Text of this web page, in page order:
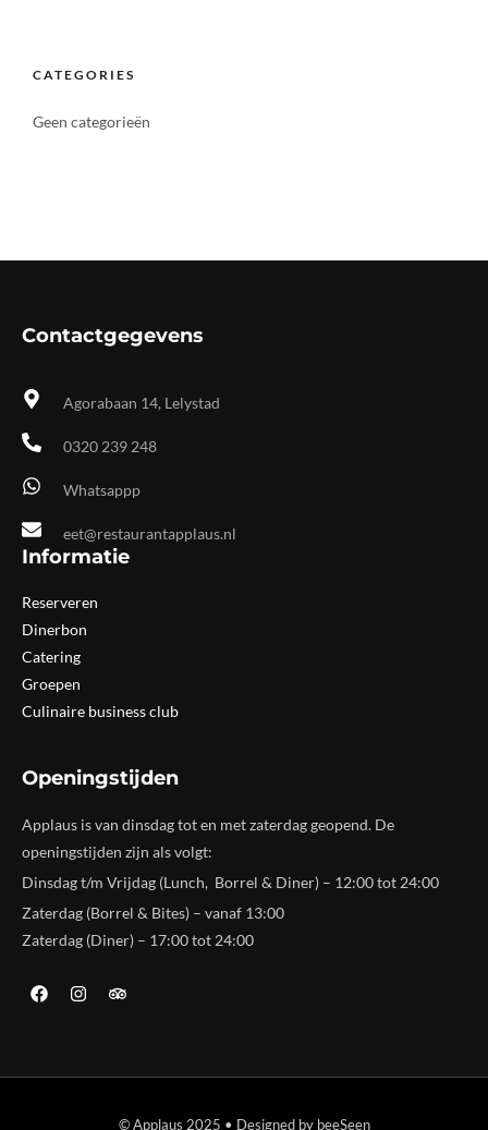
CATEGORIES
Geen categorieën
Contactgegevens
Agorabaan 14, Lelystad
0320 239 248
Whatsappp
eet@restaurantapplaus.nl
Informatie
Reserveren
Dinerbon
Catering
Groepen
Culinaire business club
Openingstijden
Applaus is van dinsdag tot en met zaterdag geopend. De
openingstijden zijn als volgt:
Dinsdag t/m Vrijdag (Lunch, Borrel & Diner) – 12:00 tot 24:00
Zaterdag (Borrel & Bites) – vanaf 13:00
Zaterdag (Diner) – 17:00 tot 24:00
© Applaus 2025 • Designed by beeSeen